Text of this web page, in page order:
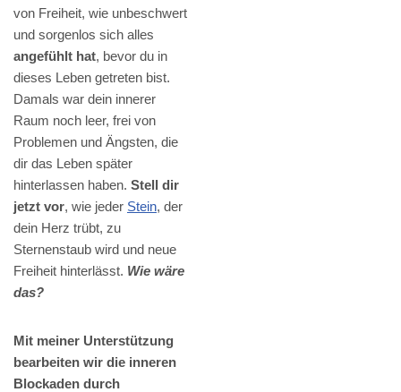
von Freiheit, wie unbeschwert
und sorgenlos sich alles
angefühlt hat, bevor du in
dieses Leben getreten bist.
Damals war dein innerer
Raum noch leer, frei von
Problemen und Ängsten, die
dir das Leben später
hinterlassen haben. Stell dir
jetzt vor, wie jeder Stein, der
dein Herz trübt, zu
Sternenstaub wird und neue
Freiheit hinterlässt. Wie wäre
das?
Mit meiner Unterstützung
bearbeiten wir die inneren
Blockaden durch